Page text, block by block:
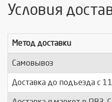
Условия
Метод доставки
Самовывоз
Доставка до подъезда c